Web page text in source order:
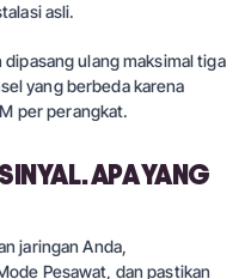
asli.
ulang maksimal tiga
yang berbeda karena
per perangkat.
APA YANG
jaringan Anda,
Pesawat, dan pastikan